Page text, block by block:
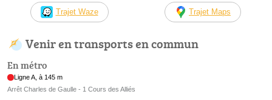
Trajet Waze Trajet Maps
Venir en transports en commun
En métro
Ligne A, à 145 m
Arrêt Charles de Gaulle - 1 Cours des Alliés